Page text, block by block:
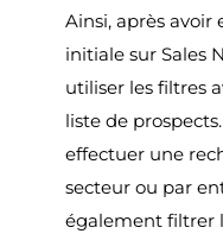
Ainsi, après avoir
initiale sur Sales
utiliser les filtres
liste de
effectuer une
secteur ou par
également filtrer